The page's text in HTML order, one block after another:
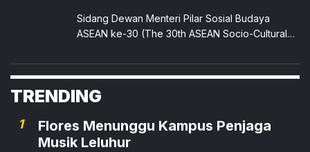
Sidang Dewan Menteri Pilar Sosial Budaya
ASEAN ke-30 (The 30th ASEAN Socio-Cultural
dokumen yang selanjutnya akan dibahas dan
disepakati pada Konferensi Tingkat Tinggi
(KTT) ke-43 ASEAN 2023 pada 5--7 September
TRENDING
1
Flores Menunggu Kampus Penjaga
Musik Leluhur